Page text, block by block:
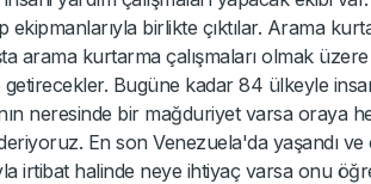
ekipmanlarıyla birlikte çıktılar. Arama
arama kurtarma çalışmaları olmak
Bugüne kadar 84 ülkeyle
neresinde bir mağduriyet varsa oraya
En son Venezuela'da yaşandı ve
irtibat halinde neye ihtiyaç varsa onu